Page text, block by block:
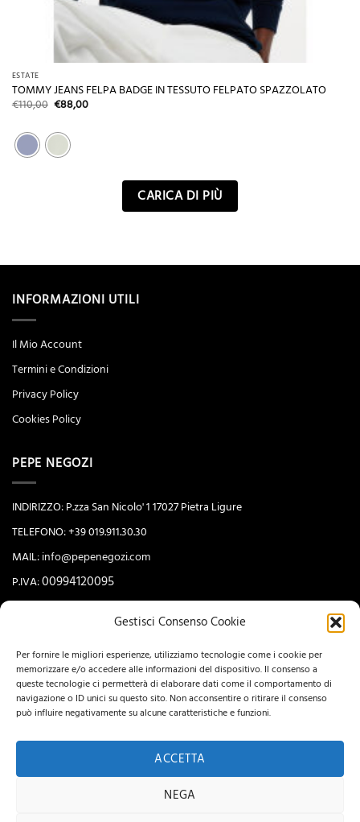
Gestisci Consenso Cookie
Per fornire le migliori esperienze, utilizziamo tecnologie come i cookie per
memorizzare e/o accedere alle informazioni del dispositivo. Il consenso a
queste tecnologie ci permetterà di elaborare dati come il comportamento di
navigazione o ID unici su questo sito. Non acconsentire o ritirare il consenso
può influire negativamente su alcune caratteristiche e funzioni.
ACCETTA
NEGA
ESTATE
TOMMY JEANS FELPA BADGE IN TESSUTO FELPATO SPAZZOLATO
€110,00 Il
prezzo
era:
€110,00.
€88,00Il
CARICA DI PIÙ
INFORMAZIONI UTILI
Il Mio Account
Termini e Condizioni
Privacy Policy
Cookies Policy
PEPE NEGOZI
INDIRIZZO: P.zza San Nicolo' 1 17027 Pietra Ligure
TELEFONO: +39 019.911.30.30
MAIL: info@pepenegozi.com
P.IVA:00994120095